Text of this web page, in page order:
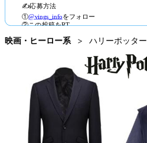
映画・ヒーロー系 ハリーポッター